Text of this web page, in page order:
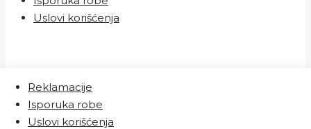
Uslovi korišćenja
Reklamacije
Isporuka robe
Uslovi korišćenja
Sigurna isporuka